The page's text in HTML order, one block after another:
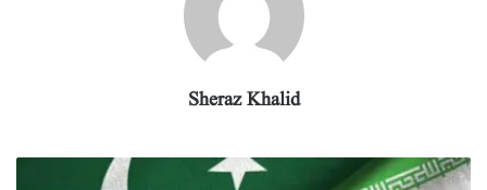
Sheraz Khalid